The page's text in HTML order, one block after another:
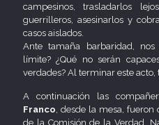
campesinos, trasladarlos
guerrilleros, asesinarlos y
casos aislados.
Ante tamaña barbaridad,
límite? ¿Qué no serán
verdades? Al terminar este
A continuación las
Franco , desde la mesa,
de la Comisión de la Verdad.